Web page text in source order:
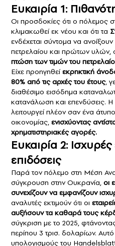
Ευκαιρία 1:
Οι προσδοκίες ότι ο πόλεμος
κλιμακωθεί εκ νέου και ότι τα
ενδέχεται σύντομα να
πετρελαίου και πρώτων υλών,
πτώση των τιμών του
Είχε προηγηθείεκρηκτική
80% από τις αρχές του έτους,
διαθέσιμο εισόδημα
κατανάλωση και επενδύσεις. Η
λειτουργεί πλέον σαν ένα
οικονομίας, ενισχύοντας
χρηματιστηριακές αγορές.
Ευκαιρία 2: Ισχυρές
επιδόσεις
Παρά τον πόλεμο στη Μέση
σύγκρουση στην Ουκρανία, οι
συνεχίζουν να εμφανίζουν
αναλυτές εκτιμούν ότι οι
αυξήσουν τα καθαρά τους
σύγκριση με το 2025,
περίπου 3 τρισ. δολαρίων.
υπολογισμούς του